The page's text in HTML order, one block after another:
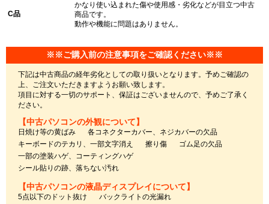
C品
かなり使い込まれた傷や使用感・劣化などが目立つ中古
商品です。
動作や機能に問題はありません。
※※ご購入前の注意事項をご確認ください※※
下記は中古商品の経年劣化としての取り扱いとなります。予めご確認の
上、ご注文いただきますようお願い致します。
項目に対する一切のサポート、保証はございませんので、予めご了承く
ださい。
【中古パソコンの外観について】
日焼け等の黄ばみ
各コネクターカバー、ネジカバーの欠品
キーボードのテカリ、一部文字消え
擦り傷
ゴム足の欠品
一部の塗装ハゲ、コーティングハゲ
シール貼りの跡、落ちない汚れ
【中古パソコンの液晶ディスプレイについて】
5点以下のドット抜け
バックライトの光漏れ